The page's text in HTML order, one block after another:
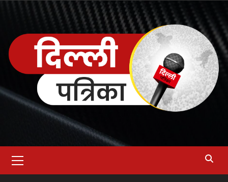
content
Menu